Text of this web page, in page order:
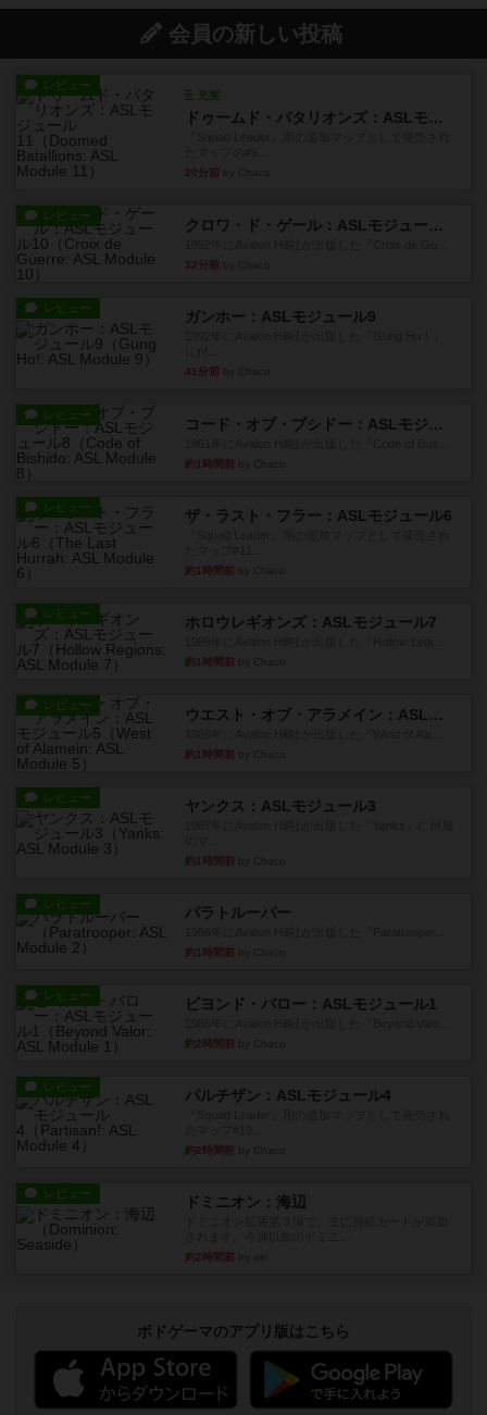
会員の新しい投稿
レビュー
充実
ドゥームド・バタリオンズ：ASLモジュール11
20分前
レビュー
クロワ・ド・ゲール：ASLモジュール10
32分前
レビュー ガンホー：ASLモジュール9
41分前
レビュー
コード・オブ・ブシドー：ASLモジュール8
約1時間前
レビュー ザ・ラスト・フラー：ASLモジュール6
約1時間前
レビュー ホロウレギオンズ：ASLモジュール7
約1時間前
レビュー
ウエスト・オブ・アラメイン：ASLモジュール5
約1時間前
レビュー ヤンクス：ASLモジュール3
約1時間前
レビュー パラトルーパー
約1時間前
レビュー ビヨンド・バロー：ASLモジュール1
約2時間前
レビュー パルチザン：ASLモジュール4
約2時間前
レビュー ドミニオン：海辺
約2時間前
ボドゲーマのアプリ版はこちら